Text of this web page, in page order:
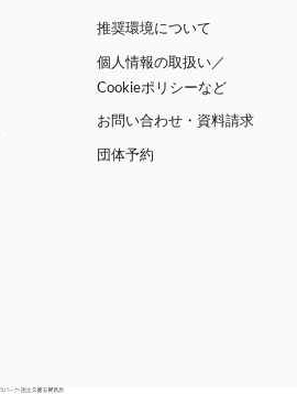
推奨環境について
個人情報の取扱い／
Cookieポリシーなど
お問い合わせ・資料請求
団体予約